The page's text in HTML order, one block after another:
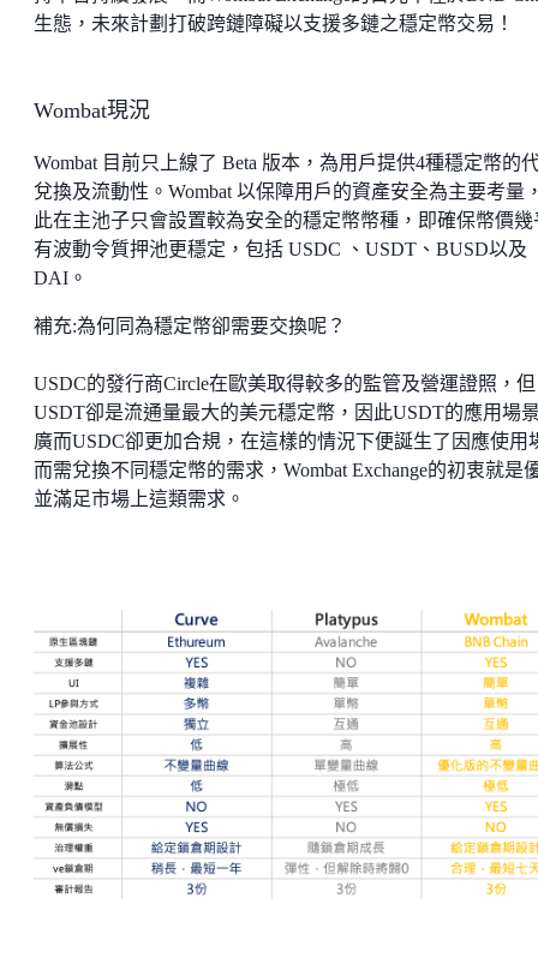
生態，未來計劃打破跨鏈障礙以支援多鏈之穩定幣交易！
Wombat現況
Wombat 目前只上線了 Beta 版本，為用戶提供4種穩定幣的
兌換及流動性。Wombat 以保障用戶的資產安全為主要考量
此在主池子只會設置較為安全的穩定幣幣種，即確保幣價幾
有波動令質押池更穩定，包括 USDC 、USDT、BUSD以及
DAI。
補充:為何同為穩定幣卻需要交換呢？
USDC的發行商Circle在歐美取得較多的監管及營運證照，但
USDT卻是流通量最大的美元穩定幣，因此USDT的應用場
廣而USDC卻更加合規，在這樣的情況下便誕生了因應使用
而需兌換不同穩定幣的需求，Wombat Exchange的初衷就是
並滿足市場上這類需求。